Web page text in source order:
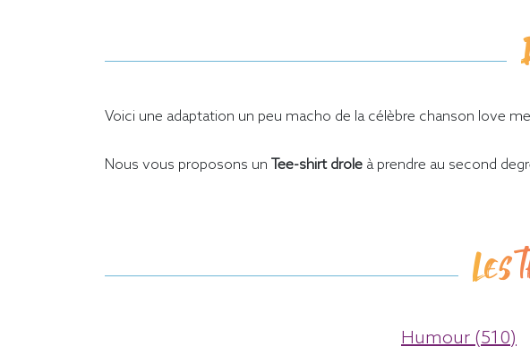
Voici une adaptation un peu macho de la célèbre chanson love
Nous vous proposons un Tee-shirt drole à prendre au second
Les
Humour (510)